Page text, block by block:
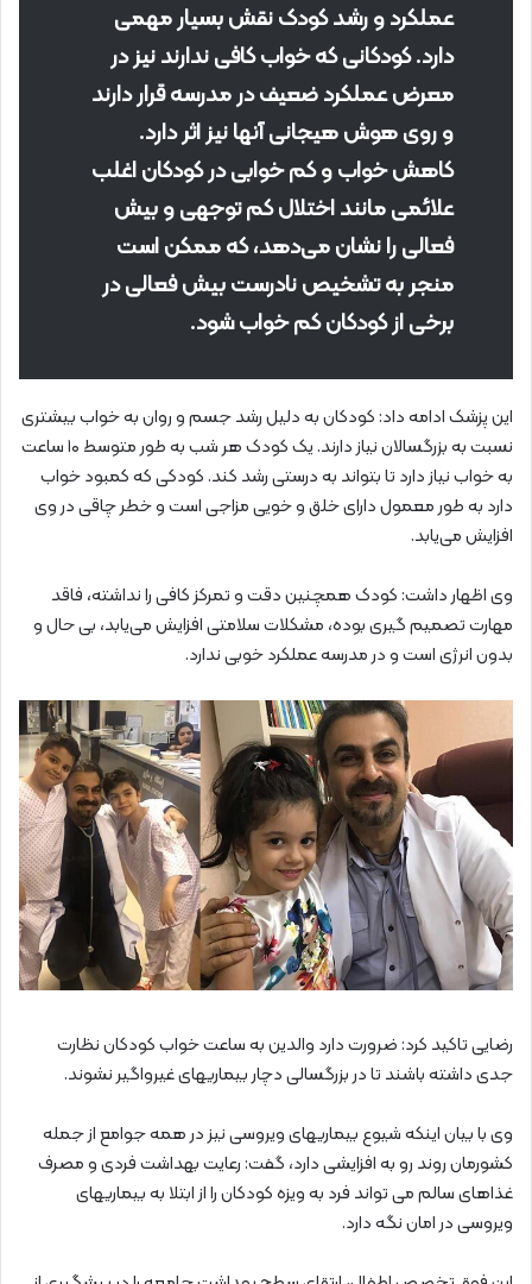
عملکرد و رشد کودک نقش بسیار مهمی
دارد. کودکانی که خواب کافی ندارند نیز در
معرض عملکرد ضعیف در مدرسه قرار دارند
و روی هوش هیجانی آنها نیز اثر دارد.
کاهش خواب و کم خوابی در کودکان اغلب
علائمی مانند اختلال کم توجهی و بیش
فعالی را نشان می‌دهد، که ممکن است
منجر به تشخیص نادرست بیش فعالی در
برخی از کودکان کم خواب شود.
این پزشک ادامه داد: کودکان به دلیل رشد جسم و روان به خواب بیشتری
نسبت به بزرگسالان نیاز دارند. یک کودک هر شب به طور متوسط ۱۰ ساعت
به خواب نیاز دارد تا بتواند به درستی رشد کند. کودکی که کمبود خواب
دارد به طور معمول دارای خلق و خویی مزاجی است و خطر چاقی در وی
افزایش می‌یابد.
وی اظهار داشت: کودک همچنین دقت و تمرکز کافی را نداشته، فاقد
مهارت تصمیم گیری بوده، مشکلات سلامتی افزایش می‌یابد، بی حال و
بدون انرژی است و در مدرسه عملکرد خوبی ندارد.
رضایی تاکید کرد: ضرورت دارد والدین به ساعت خواب کودکان نظارت
جدی داشته باشند تا در بزرگسالی دچار بیماریهای غیرواگیر نشوند.
وی با بیان اینکه شیوع بیماریهای ویروسی نیز در همه جوامع از جمله
کشورمان روند رو به افزایشی دارد، گفت: رعایت بهداشت فردی و مصرف
غذاهای سالم می تواند فرد به ویزه کودکان را از ابتلا به بیماریهای
ویروسی در امان نگه دارد.